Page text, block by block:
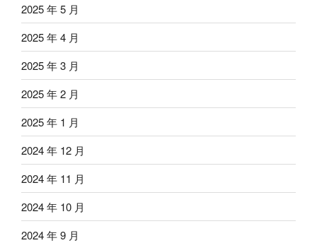
2025 年 5 月
2025 年 4 月
2025 年 3 月
2025 年 2 月
2025 年 1 月
2024 年 12 月
2024 年 11 月
2024 年 10 月
2024 年 9 月